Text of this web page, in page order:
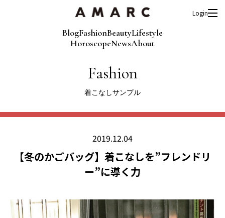
BlogFashionBeautyLifestyle
HoroscopeNewsAbout
Login
Fashion
着こなしサンプル
2019.12.04
【冬のかごバッグ】着こなしを”フレンドリ
ー”に導く力